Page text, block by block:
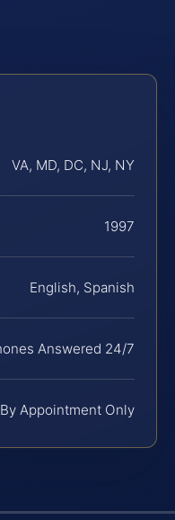
VA, MD, DC, NJ, NY
1997
English, Spanish
Answered 24/7
By Appointment Only